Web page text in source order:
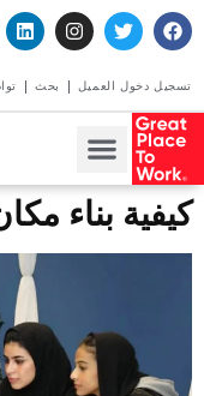
تسجيل دخول العميل بحث
كيفية بناء